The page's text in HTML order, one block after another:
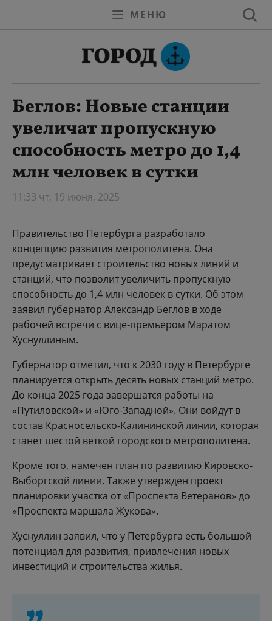
МЕНЮ
Беглов: Новые станции
увеличат пропускную
способность метро до 1,4
млн человек в сутки
11:33 чт, 19 июня, 2025
Правительство Петербурга разработало
концепцию развития метрополитена. Она
предусматривает строительство новых линий и
станций, что позволит увеличить пропускную
способность до 1,4 млн человек в сутки. Об этом
заявил губернатор Александр Беглов в ходе
рабочей встречи с вице-премьером Маратом
Хуснуллиным.
Губернатор отметил, что к 2030 году в Петербурге
планируется открыть десять новых станций метро.
До конца 2025 года завершатся работы на
«Путиловской» и «Юго-Западной». Они войдут в
состав Красносельско-Калининской линии, которая
станет шестой веткой городского метрополитена.
Кроме того, намечен план по развитию Кировско-
Выборгской линии. Также утвержден проект
планировки участка от «Проспекта Ветеранов» до
«Проспекта маршала Жукова».
Хуснуллин заявил, что у Петербурга есть большой
потенциал для развития, привлечения новых
инвестиций и строительства жилья.